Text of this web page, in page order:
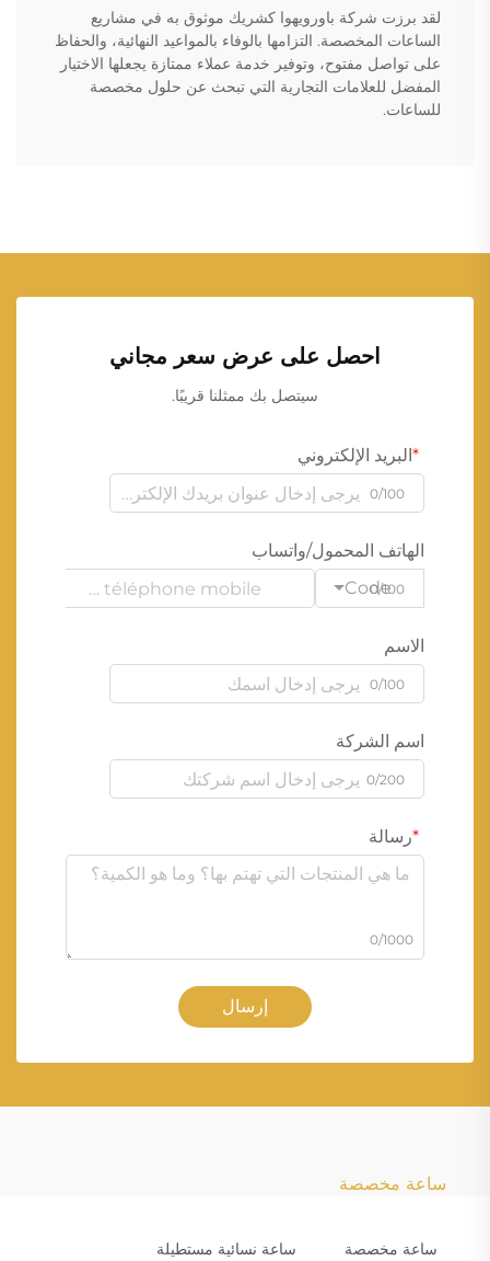
لقد برزت شركة باورويهوا كشريك موثوق به في مشاريع
الساعات المخصصة. التزامها بالوفاء بالمواعيد النهائية، والحفاظ
على تواصل مفتوح، وتوفير خدمة عملاء ممتازة يجعلها الاختيار
المفضل للعلامات التجارية التي تبحث عن حلول مخصصة
للساعات.
احصل على عرض سعر مجاني
سيتصل بك ممثلنا قريبًا.
البريد الإلكتروني
0/100
الهاتف المحمول/واتساب
Code
0/100
الاسم
0/100
اسم الشركة
0/200
رسالة
0/1000
إرسال
ساعة مخصصة
ساعة مخصصة ساعة نسائية مستطيلة